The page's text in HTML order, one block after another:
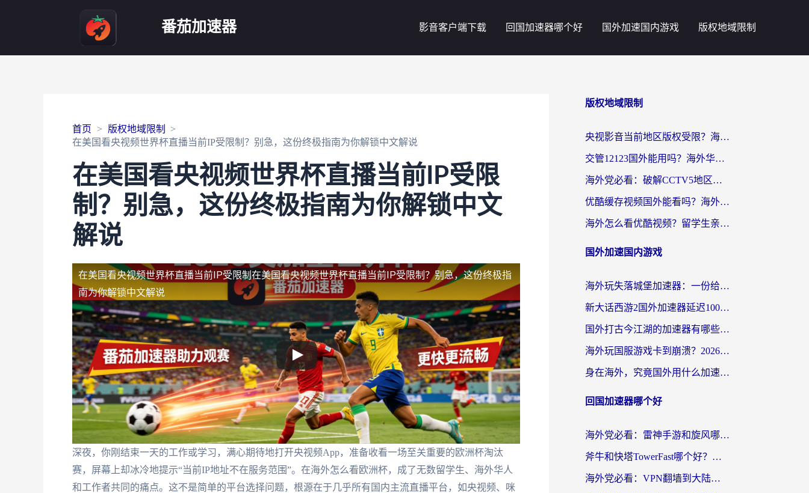
番茄加速器 影音客户端下载 回国加速器哪个好 国外加速国内游戏 版权地域限制
首页
版权地域限制
在美国看央视频世界杯直播当前IP受限制？别急，这份终极指南为你解锁中文解说
在美国看央视频世界杯直播当前IP受限
制？别急，这份终极指南为你解锁中文
解说
在美国看央视频世界杯直播当前IP受限制在美国看央视频世界杯直播当前IP受限制？别急，这份终极指
南为你解锁中文解说
深夜，你刚结束一天的工作或学习，满心期待地打开央视频App，准备收看一场至关重要的欧洲杯淘汰
赛，屏幕上却冰冷地提示“当前IP地址不在服务范围”。在海外怎么看欧洲杯，成了无数留学生、海外华人
和工作者共同的痛点。这不是简单的平台选择问题，根源在于几乎所有国内主流直播平台，如央视频、咪
版权地域限制
央视影音当前地区版权受限？海外党追剧看片的终极解决方案来了
交管12123国外能用吗？海外华人亲测有效的回国加速器选择指南
海外党必看：破解CCTV5地区限制，这样看欧洲杯奥运直播才够爽！
优酷缓存视频国外能看吗？海外党追剧看片的终极解决方案来了
海外怎么看优酷视频？留学生亲测有效的回国加速器选择指南
国外加速国内游戏
海外玩失落城堡加速器：一份给漂泊玩家的网络自救指南
新大话西游2国外加速器延迟100以下怎么办？海外党实测有效的低延迟指南
国外打古今江湖的加速器有哪些游戏？一个海外玩家的终极选择指南
海外玩国服游戏卡到崩溃？2026加速器免费推荐+实用指南（亲测有效）
身在海外，究竟国外用什么加速器打wow好？
回国加速器哪个好
海外党必看：雷神手游和旋风哪个好？3分钟选对回国加速器，无缝刷国内剧玩游戏
斧牛和快塔TowerFast哪个好？海外党如何选对回国加速器
海外党必看：VPN翻墙到大陆的实用指南——从看CCTV5到选加速器，一篇全搞定